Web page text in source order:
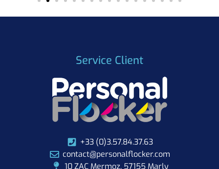
Service Client
+33 (0)3.57.84.37.63
contact@personalflocker.com
10 ZAC Mermoz, 57155 Marly